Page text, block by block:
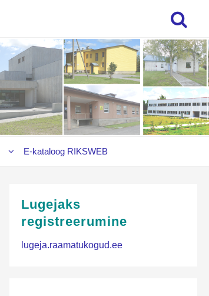
E‑kataloog RIKSWEB
Lugejaks
registreerumine
lugeja.raamatukogud.ee